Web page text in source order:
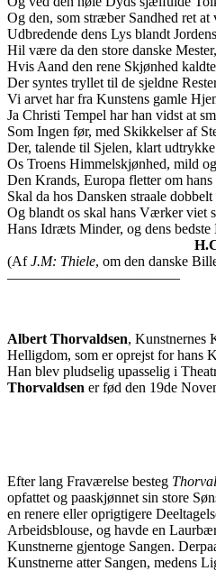
Og den, som stræber Sandhed ret at
Udbredende dens Lys blandt
Hil være da den store danske Mester,
Hvis Aand den rene Skjønhed
Der syntes tryllet til de sjeldne
Vi arvet har fra Kunstens gamle
Ja Christi Tempel har han vidst at
Som Ingen før, med Skikkelser af
Der, talende til Sjelen, klart udtrykke
Os Troens Himmelskjønhed, mild
Den Krands, Europa fletter om hans
Skal da hos Dansken straale
Og blandt os skal hans Værker viet
Hans Idræts Minder, og dens bedste
(AfJ.M: Thiele, om den danske
––––––––––––––––––––––––
Albert Thorvaldsen, Kunstnernes
Helligdom, som er oprejst for hans
Han blev pludselig upasselig i
Thorvaldsen er fød den 19de
Efter lang Fraværelse besteg
opfattet og paaskjønnet sin store
en renere eller oprigtigere
Arbeidsblouse, og havde en
Kunstnerne gjentoge Sangen.
Kunstnerne atter Sangen, medens